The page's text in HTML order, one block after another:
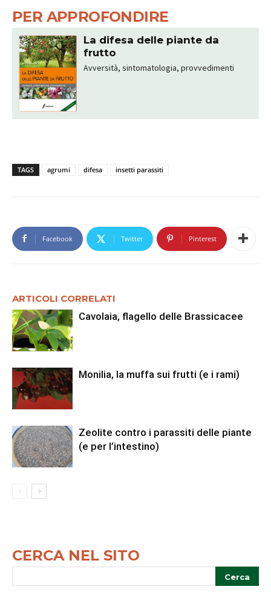
PER APPROFONDIRE
La difesa delle piante da
frutto
Avversità, sintomatologia, provvedimenti
TAGS agrumi difesa insetti parassiti
Facebook Twitter Pinterest
ARTICOLI CORRELATI
Cavolaia, flagello delle Brassicacee
Monilia, la muffa sui frutti (e i rami)
Zeolite contro i parassiti delle piante
(e per l’intestino)
CERCA NEL SITO